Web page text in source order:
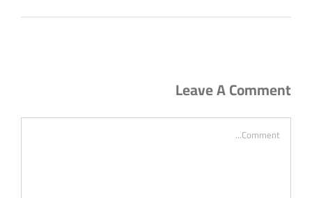
Leave A Comment
Comment